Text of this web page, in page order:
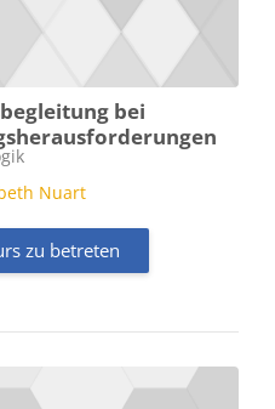
bei
Nuart
zu betreten